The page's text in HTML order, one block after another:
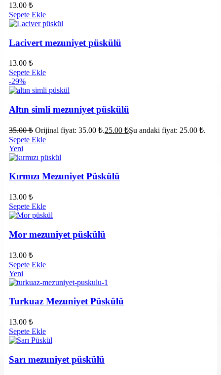
13.00 ₺
Sepete Ekle
Lacivert mezuniyet püskülü
13.00 ₺
Sepete Ekle
-29%
Altın simli mezuniyet püskülü
35.00₺ Orijinal fiyat: 35.00 ₺.25.00 ₺Şu andaki fiyat: 25.00 ₺.
Sepete Ekle
Yeni
Kırmızı Mezuniyet Püskülü
13.00 ₺
Sepete Ekle
Mor mezuniyet püskülü
13.00 ₺
Sepete Ekle
Yeni
Turkuaz Mezuniyet Püskülü
13.00 ₺
Sepete Ekle
Sarı mezuniyet püskülü